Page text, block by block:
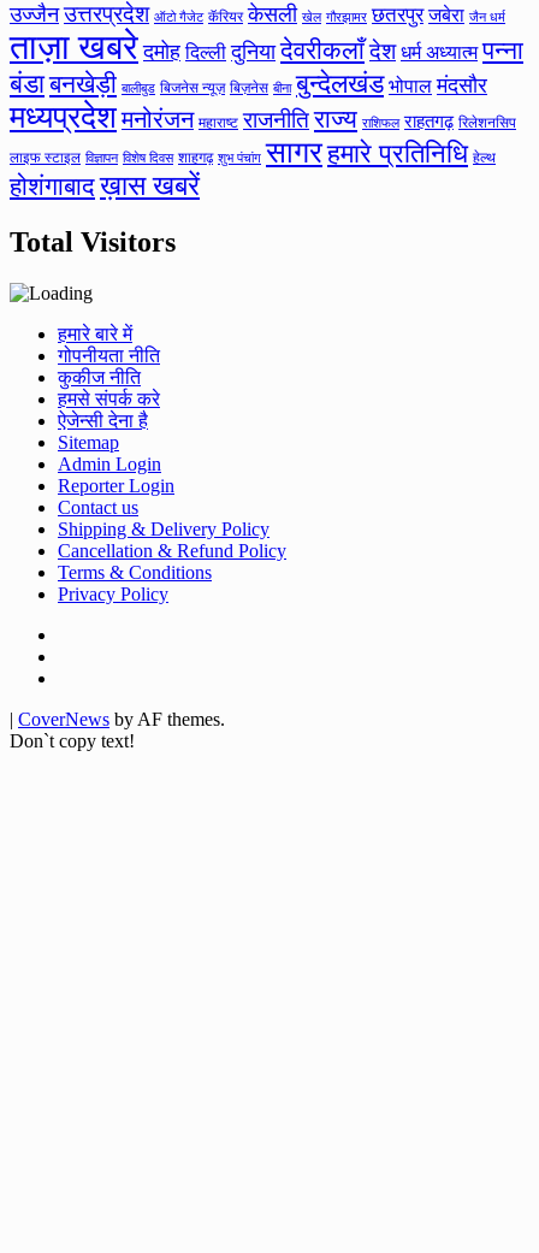
उज्जैन उत्तरप्रदेश ऑटो गैजेट कॅरियर केसली खेल गौरझामर छतरपुर जबेरा जैन धर्म
ताज़ा खबरे दमोह दिल्ली दुनिया देवरीकलाँदेश धर्म अध्यात्म पन्ना
बंडाबनखेड़ी बालीबुड बिजनेस न्यूज़ बिज़नेस बीना बुन्देलखंड भोपाल मंदसौर
मध्यप्रदेशमनोरंजन महाराष्ट राजनीतिराज्य राशिफल राहतगढ़ रिलेशनसिप
लाइफ स्टाइल विज्ञापन विशेष दिवस शाहगढ़ शुभ पंचांग सागरहमारे प्रतिनिधि हेल्थ
होशंगाबादख़ास खबरें
Total Visitors
हमारे बारे में
गोपनीयता नीति
कुकीज नीति
हमसे संपर्क करे
ऐजेन्सी देना है
Sitemap
Admin Login
Reporter Login
Contact us
Shipping & Delivery Policy
Cancellation & Refund Policy
Terms & Conditions
Privacy Policy
| CoverNews by AF themes.
Don`t copy text!